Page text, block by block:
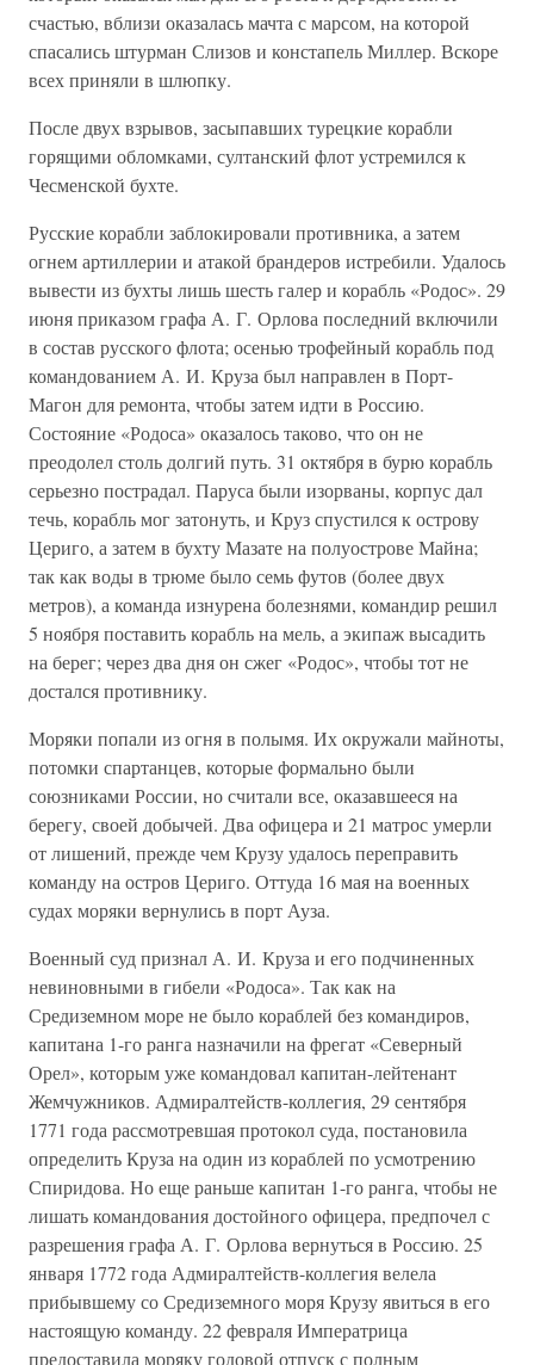
счастью, вблизи оказалась мачта с марсом, на которой
спасались штурман Слизов и констапель Миллер. Вскоре
всех приняли в шлюпку.
После двух взрывов, засыпавших турецкие корабли
горящими обломками, султанский флот устремился к
Чесменской бухте.
Русские корабли заблокировали противника, а затем
огнем артиллерии и атакой брандеров истребили. Удалось
вывести из бухты лишь шесть галер и корабль «Родос». 29
июня приказом графа А. Г. Орлова последний включили
в состав русского флота; осенью трофейный корабль под
командованием А. И. Круза был направлен в Порт-
Магон для ремонта, чтобы затем идти в Россию.
Состояние «Родоса» оказалось таково, что он не
преодолел столь долгий путь. 31 октября в бурю корабль
серьезно пострадал. Паруса были изорваны, корпус дал
течь, корабль мог затонуть, и Круз спустился к острову
Цериго, а затем в бухту Мазате на полуострове Майна;
так как воды в трюме было семь футов (более двух
метров), а команда изнурена болезнями, командир решил
5 ноября поставить корабль на мель, а экипаж высадить
на берег; через два дня он сжег «Родос», чтобы тот не
достался противнику.
Моряки попали из огня в полымя. Их окружали майноты,
потомки спартанцев, которые формально были
союзниками России, но считали все, оказавшееся на
берегу, своей добычей. Два офицера и 21 матрос умерли
от лишений, прежде чем Крузу удалось переправить
команду на остров Цериго. Оттуда 16 мая на военных
судах моряки вернулись в порт Ауза.
Военный суд признал А. И. Круза и его подчиненных
невиновными в гибели «Родоса». Так как на
Средиземном море не было кораблей без командиров,
капитана 1-го ранга назначили на фрегат «Северный
Орел», которым уже командовал капитан-лейтенант
Жемчужников. Адмиралтейств-коллегия, 29 сентября
1771 года рассмотревшая протокол суда, постановила
определить Круза на один из кораблей по усмотрению
Спиридова. Но еще раньше капитан 1-го ранга, чтобы не
лишать командования достойного офицера, предпочел с
разрешения графа А. Г. Орлова вернуться в Россию. 25
января 1772 года Адмиралтейств-коллегия велела
прибывшему со Средиземного моря Крузу явиться в его
настоящую команду. 22 февраля Императрица
предоставила моряку годовой отпуск с полным